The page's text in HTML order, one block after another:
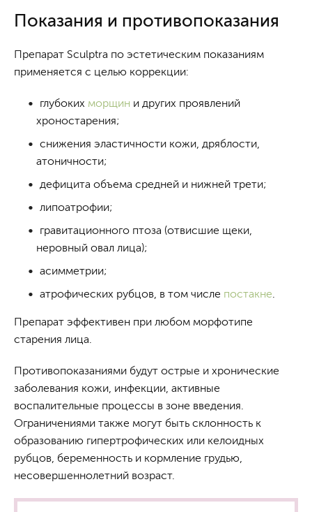
Показания и противопоказания
Препарат Sculptra по эстетическим показаниям
применяется с целью коррекции:
глубоких морщин и других проявлений
хроностарения;
снижения эластичности кожи, дряблости,
атоничности;
дефицита объема средней и нижней трети;
липоатрофии;
гравитационного птоза (отвисшие щеки,
неровный овал лица);
асимметрии;
атрофических рубцов, в том числе постакне
Препарат эффективен при любом морфотипе
старения лица.
Противопоказаниями будут острые и хронические
заболевания кожи, инфекции, активные
воспалительные процессы в зоне введения.
Ограничениями также могут быть склонность к
образованию гипертрофических или келоидных
рубцов, беременность и кормление грудью,
несовершеннолетний возраст.